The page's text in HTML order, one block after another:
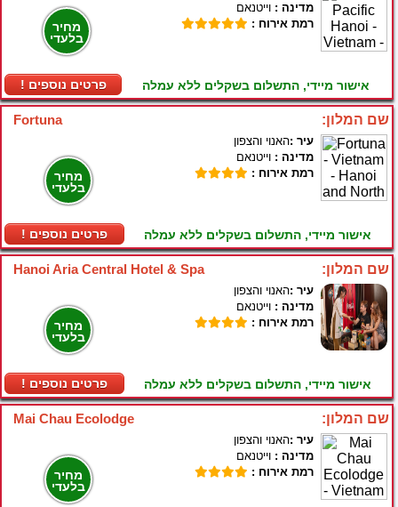
מחיר
בלעדי
! פרטים נוספים
מדינה : וייטנאם
רמת אירוח :
אישור מיידי, התשלום בשקלים ללא עמלה
Fortuna שם המלון:
מחיר
בלעדי
! פרטים נוספים
עיר :האנוי והצפון
מדינה : וייטנאם
רמת אירוח :
אישור מיידי, התשלום בשקלים ללא עמלה
Hanoi Aria Central Hotel & Spa שם המלון:
מחיר
בלעדי
! פרטים נוספים
עיר :האנוי והצפון
מדינה : וייטנאם
רמת אירוח :
אישור מיידי, התשלום בשקלים ללא עמלה
Mai Chau Ecolodge שם המלון:
מחיר
בלעדי
עיר :האנוי והצפון
מדינה : וייטנאם
רמת אירוח :